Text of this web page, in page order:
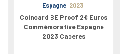
Espagne 2023
Coincard BE Proof 2€ Euros
Commémorative Espagne
2023 Caceres